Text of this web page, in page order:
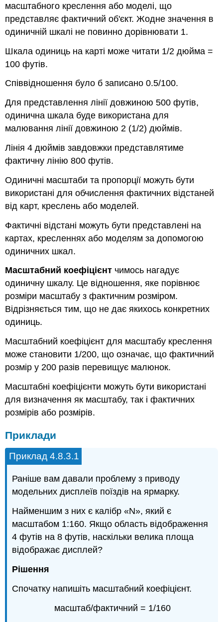
масштабного креслення або моделі, що
представляє фактичний об'єкт. Жодне значення в
одиничній шкалі не повинно дорівнювати 1.
Шкала одиниць на карті може читати 1/2 дюйма =
100 футів.
Співвідношення було б записано 0.5/100.
Для представлення лінії довжиною 500 футів,
одинична шкала буде використана для
малювання лінії довжиною 2 (1/2) дюймів.
Лінія 4 дюймів завдовжки представлятиме
фактичну лінію 800 футів.
Одиничні масштаби та пропорції можуть бути
використані для обчислення фактичних відстаней
від карт, креслень або моделей.
Фактичні відстані можуть бути представлені на
картах, кресленнях або моделям за допомогою
одиничних шкал.
Масштабний коефіцієнт чимось нагадує
одиничну шкалу. Це відношення, яке порівнює
розміри масштабу з фактичним розміром.
Відрізняється тим, що не дає якихось конкретних
одиниць.
Масштабний коефіцієнт для масштабу креслення
може становити 1/200, що означає, що фактичний
розмір у 200 разів перевищує малюнок.
Масштабні коефіцієнти можуть бути використані
для визначення як масштабу, так і фактичних
розмірів або розмірів.
Приклади
Приклад 4.8.3.1
Раніше вам давали проблему з приводу
модельних дисплеїв поїздів на ярмарку.
Найменшим з них є калібр «N», який є
масштабом 1:160. Якщо область відображення
4 футів на 8 футів, наскільки велика площа
відображає дисплей?
Рішення
Спочатку напишіть масштабний коефіцієнт.
масштаб/фактичний = 1/160